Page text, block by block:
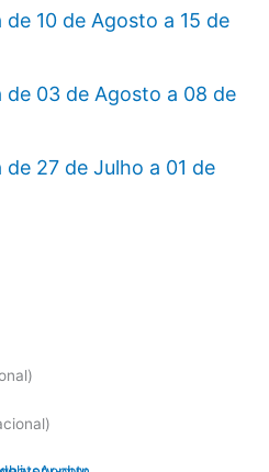
10 de Agosto a 15 de
de 03 de Agosto a 08 de
27 de Julho a 01 de